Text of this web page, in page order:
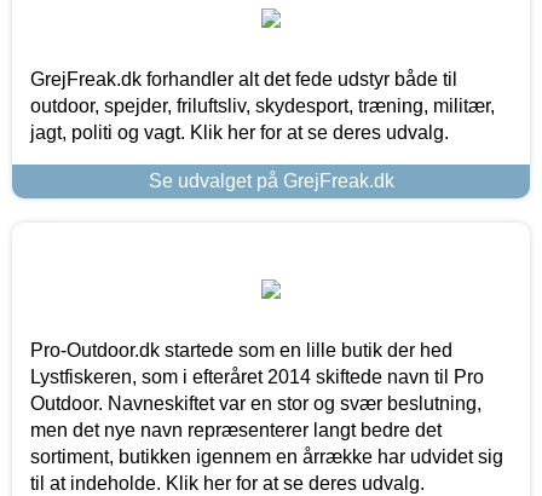
GrejFreak.dk forhandler alt det fede udstyr både til
outdoor, spejder, friluftsliv, skydesport, træning, militær,
jagt, politi og vagt. Klik her for at se deres udvalg.
Se udvalget på GrejFreak.dk
Pro-Outdoor.dk startede som en lille butik der hed
Lystfiskeren, som i efteråret 2014 skiftede navn til Pro
Outdoor. Navneskiftet var en stor og svær beslutning,
men det nye navn repræsenterer langt bedre det
sortiment, butikken igennem en årrække har udvidet sig
til at indeholde. Klik her for at se deres udvalg.